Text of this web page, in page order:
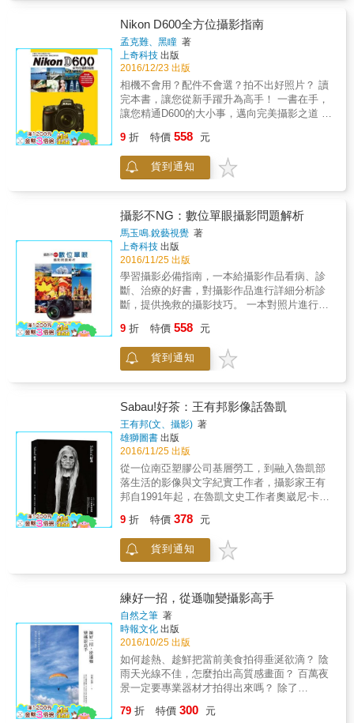
攝影的樂趣與成就感！
意事項。 只要依循上述的作法， 不用等到看完
整本書， 也可以逐步地提昇自己的功力與作品
水準喔！！
影師的角度詮釋，充滿文青般的述說，引人發
想背後的思緒跳動。
Nikon D600全方位攝影指南
孟克難、黑瞳 著
上奇科技 出版
2016/12/23 出版
相機不會用？配件不會選？拍不出好照片？ 讀
完本書，讓您從新手躍升為高手！ 一書在手，
讓您精通D600的大小事，邁向完美攝影之道 穿
圖+對比圖，講解更清晰易懂 本書從D600的新
增功能、外觀設計、功能表設置、相機操作、
鏡頭搭配以及常用配件等方面進行了全面系統
表、操作圖例講解每一步操作，搭配實拍上陣
的各類型攝影範例，使讀者能夠完全掌握相機
的操作，並在合理時機利用好相機功能。 全書
共分為12章，分為攝影入門篇、功能與操作
篇、配件選購與使用技巧篇、實拍技巧篇。 全
書華圖美文，且搭配有高水準的攝影佳作，不
僅能夠深入瞭解D600相機，掌握D600的拍攝技
巧，還能夠從中學到攝影知識，領略到攝影的
樂趣。
9 折 特價 558 元
貨到通知
攝影不NG：數位單眼攝影問題解析
馬玉鳴.銳藝視覺 著
上奇科技 出版
2016/11/25 出版
學習攝影必備指南，一本給攝影作品看病、診
斷、治療的好書，對攝影作品進行詳細分析診
斷，提供挽救的攝影技巧。 一本對照片進行分
南！ 分析一幅幅&ldquo;不完美的作品
&rdquo;，可以使我們發現各種失敗的原因，避
免拍攝時犯同樣的錯誤，同時也可以從一幅幅
書作者提供了自己在多年攝影實踐中總結的拍
攝技法和後期處理技能，希望幫助影友快速突
破攝影瓶頸，提升攝影功力。 書附光碟內容 7
小時本書多媒體教學視頻 142段日常照片後期
處理視頻集錦 3000個創意照片設計素材 本書特
色 4 個綜合專題涵蓋15 個常見拍攝主題，針對
不同類型照片的不同問題提供解決方案。 125
個數位攝影會診案例，不僅評析作品前期拍攝
優缺點，還提供彌補作品缺陷的前期拍攝和後
9 折 特價 558 元
貨到通知
Sabau!好茶：王有邦影像話魯凱
王有邦(文、攝影) 著
雄獅圖書 出版
2016/11/25 出版
從一位南亞塑膠公司基層勞工，到融入魯凱部
落生活的影像與文字紀實工作者，攝影家王有
邦自1991年起，在魯凱文史工作者奧崴尼‧卡勒
迄今已達二十五年。其大量而豐實的影像與文
字累積，自2009年6月至2016年12月，在高雄
市立美術館館刊《藝術認證》的「南島紀事─影
了此專欄文章42篇及約175張照片，重新編輯、
設計、出版，並以「Sabau! 好茶」為題，展現
王有邦一次又一次迎向好茶部落的心情
(「Sabau」為魯凱族問候語，有「你好、辛苦
了、謝謝」等意思)。 相傳西魯凱族人的祖先在
雲豹的引路下來到舊好茶並建立家園，多年來
在這「雲豹的故鄉」安居樂業。然因時代變遷
與現實生活需求而遷村至新好茶，無奈卻又在
風災、土石流的摧殘下，被迫離開傾頹的新好
9 折 特價 378 元
貨到通知
練好一招，從遜咖變攝影高手
自然之筆 著
時報文化 出版
2016/10/25 出版
如何趁熱、趁鮮把當前美食拍得垂涎欲滴？ 陰
雨天光線不佳，怎麼拍出高質感畫面？ 百萬夜
景一定要專業器材才拍得出來嗎？ 除了
笑顏？ & 分別從自然風景、晨昏夜景、人文地
79 折 特價 300 元